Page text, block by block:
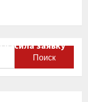
заявку